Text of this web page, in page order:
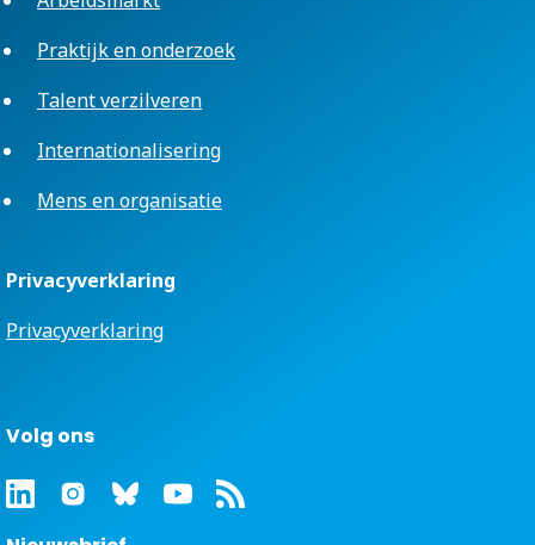
Praktijk en onderzoek
Talent verzilveren
Internationalisering
Mens en organisatie
Privacyverklaring
Privacyverklaring
Volg ons